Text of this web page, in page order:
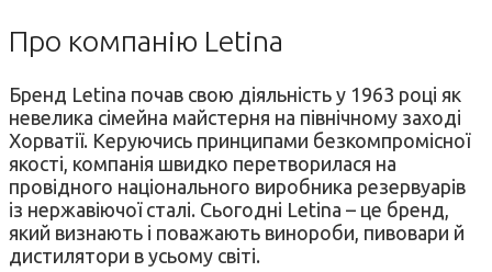
Про компанію Letina
Бренд Letina почав свою діяльність у 1963 році як
невелика сімейна майстерня на північному заході
Хорватії. Керуючись принципами безкомпромісної
якості, компанія швидко перетворилася на
провідного національного виробника резервуарів
із нержавіючої сталі. Сьогодні Letina – це бренд,
який визнають і поважають винороби, пивовари й
дистилятори в усьому світі.